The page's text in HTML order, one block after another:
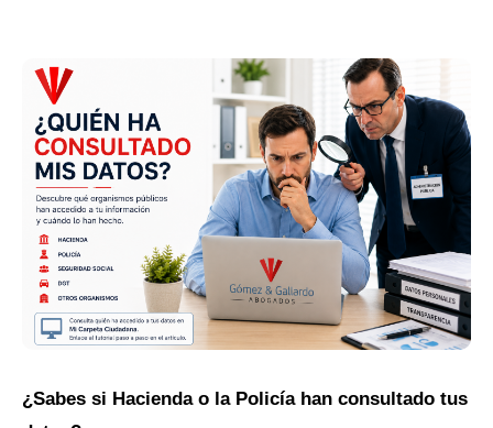
¿Sabes si Hacienda o la Policía han consultado tus